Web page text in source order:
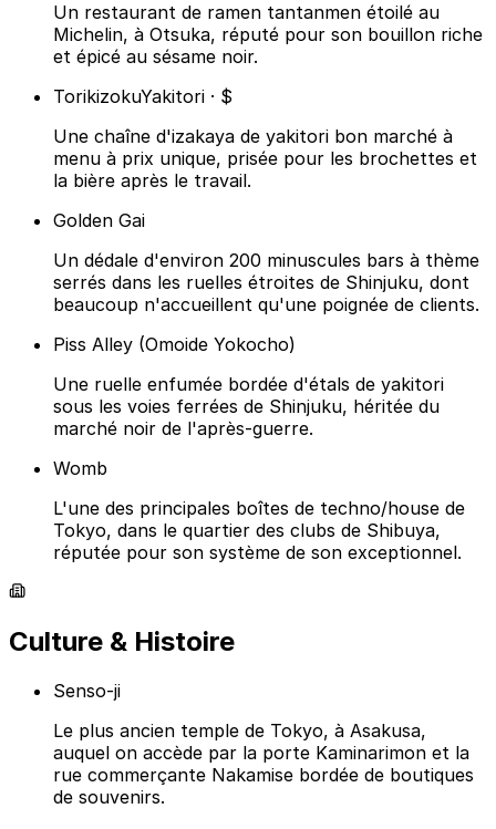
Un restaurant de ramen tantanmen étoilé au
Michelin, à Otsuka, réputé pour son bouillon riche
et épicé au sésame noir.
TorikizokuYakitori · $
Une chaîne d'izakaya de yakitori bon marché à
menu à prix unique, prisée pour les brochettes et
la bière après le travail.
Golden Gai
Un dédale d'environ 200 minuscules bars à thème
serrés dans les ruelles étroites de Shinjuku, dont
beaucoup n'accueillent qu'une poignée de clients.
Piss Alley (Omoide Yokocho)
Une ruelle enfumée bordée d'étals de yakitori
sous les voies ferrées de Shinjuku, héritée du
marché noir de l'après-guerre.
Womb
L'une des principales boîtes de techno/house de
Tokyo, dans le quartier des clubs de Shibuya,
réputée pour son système de son exceptionnel.
Culture & Histoire
Senso-ji
Le plus ancien temple de Tokyo, à Asakusa,
auquel on accède par la porte Kaminarimon et la
rue commerçante Nakamise bordée de boutiques
de souvenirs.